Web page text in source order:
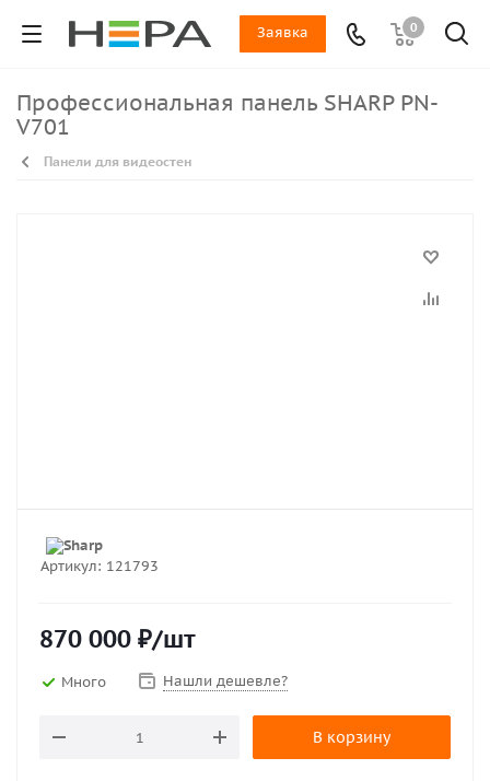
0
Заявка
Профессиональная панель SHARP PN-
V701
Панели для видеостен
Артикул: 121793
870 000 ₽/шт
Много Нашли дешевле?
В корзину